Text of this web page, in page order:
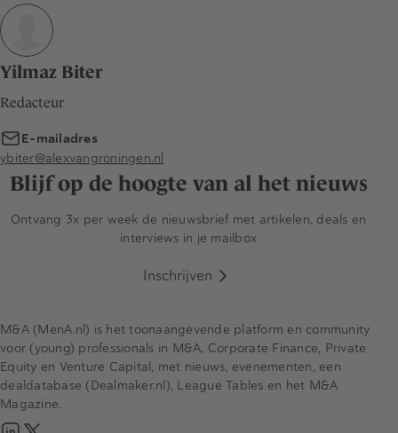
Yilmaz Biter
Redacteur
E-mailadres
ybiter@alexvangroningen.nl
Blijf op de hoogte van al het nieuws
Ontvang 3x per week de nieuwsbrief met artikelen, deals en
interviews in je mailbox
Inschrijven
M&A (MenA.nl) is het toonaangevende platform en community
voor (young) professionals in M&A, Corporate Finance, Private
Equity en Venture Capital, met nieuws, evenementen, een
dealdatabase (Dealmaker.nl), League Tables en het M&A
Magazine.